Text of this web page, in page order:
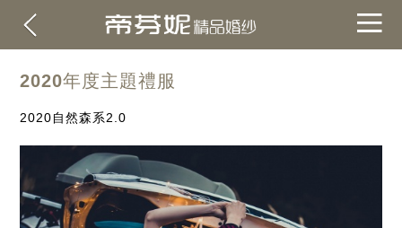
2020年度主題禮服
2020自然森系2.0